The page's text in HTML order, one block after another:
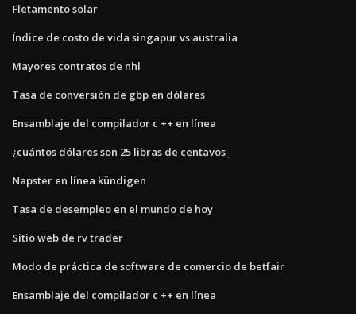
Fletamento solar
Índice de costo de vida singapur vs australia
Mayores contratos de nhl
Tasa de conversión de gbp en dólares
Ensamblaje del compilador c ++ en línea
¿cuántos dólares son 25 libras de centavos_
Napster en línea kündigen
Tasa de desempleo en el mundo de hoy
Sitio web de rv trader
Modo de práctica de software de comercio de betfair
Ensamblaje del compilador c ++ en línea